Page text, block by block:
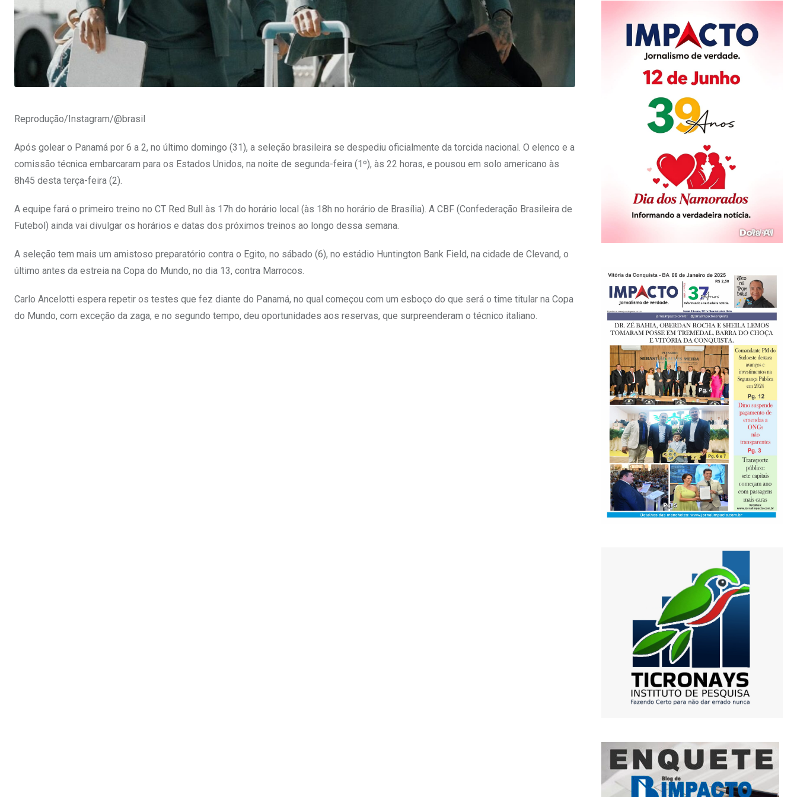
Reprodução/Instagram/@brasil
Após golear o Panamá por 6 a 2, no último domingo (31), a seleção brasileira se despediu oficialmente da torcida nacional. O elenco e a
comissão técnica embarcaram para os Estados Unidos, na noite de segunda-feira (1º), às 22 horas, e pousou em solo americano às
8h45 desta terça-feira (2).
A equipe fará o primeiro treino no CT Red Bull às 17h do horário local (às 18h no horário de Brasília). A CBF (Confederação Brasileira de
Futebol) ainda vai divulgar os horários e datas dos próximos treinos ao longo dessa semana.
A seleção tem mais um amistoso preparatório contra o Egito, no sábado (6), no estádio Huntington Bank Field, na cidade de Clevand, o
último antes da estreia na Copa do Mundo, no dia 13, contra Marrocos.
Carlo Ancelotti espera repetir os testes que fez diante do Panamá, no qual começou com um esboço do que será o time titular na Copa
do Mundo, com exceção da zaga, e no segundo tempo, deu oportunidades aos reservas, que surpreenderam o técnico italiano.